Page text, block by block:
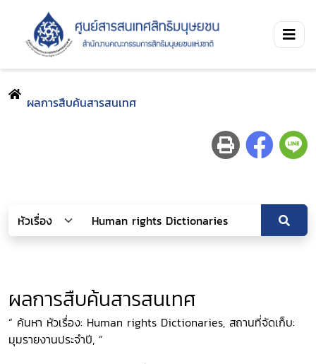
ผลการสืบค้นสารสนเทศ
ผลการสืบค้นสารสนเทศ
“ ค้นหา หัวเรื่อง: Human rights Dictionaries, สถานที่จัดเก็บ:
มุมรายงานประจำปี, ”